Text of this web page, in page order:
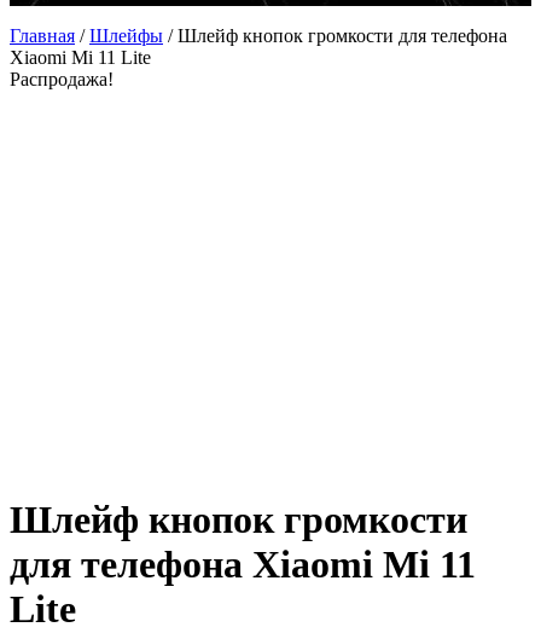
Главная /Шлейфы /Шлейф кнопок громкости для телефона
Xiaomi Mi 11 Lite
Распродажа!
Шлейф кнопок громкости
для телефона Xiaomi Mi 11
Lite